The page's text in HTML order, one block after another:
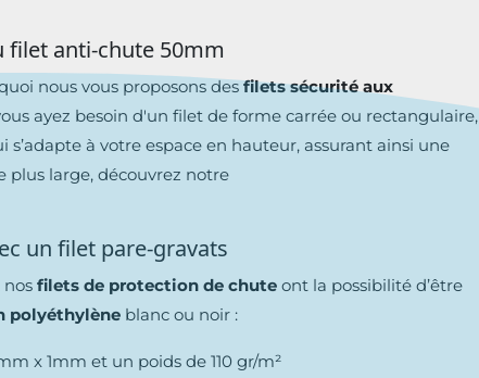
filet anti-chute 50mm
nous vous proposons desfilets sécurité aux
ayez besoin d'un filet de forme carrée ou rectangulaire,
s’adapte à votre espace en hauteur, assurant ainsi une
large, découvrez notre
un filet pare-gravats
filets de protection de chute ont la possibilité d’être
polyéthylène blanc ou noir :
x 1mm et un poids de 110 gr/m²